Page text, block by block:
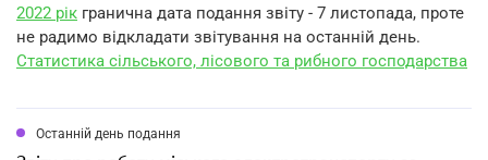
2022 рік гранична дата подання звіту - 7 листопада, проте
не радимо відкладати звітування на останній день.
Статистика сільського, лісового та рибного господарства
Останній день подання